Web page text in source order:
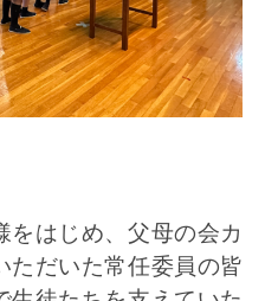
をはじめ、父母の会カ
ただいた常任委員の皆